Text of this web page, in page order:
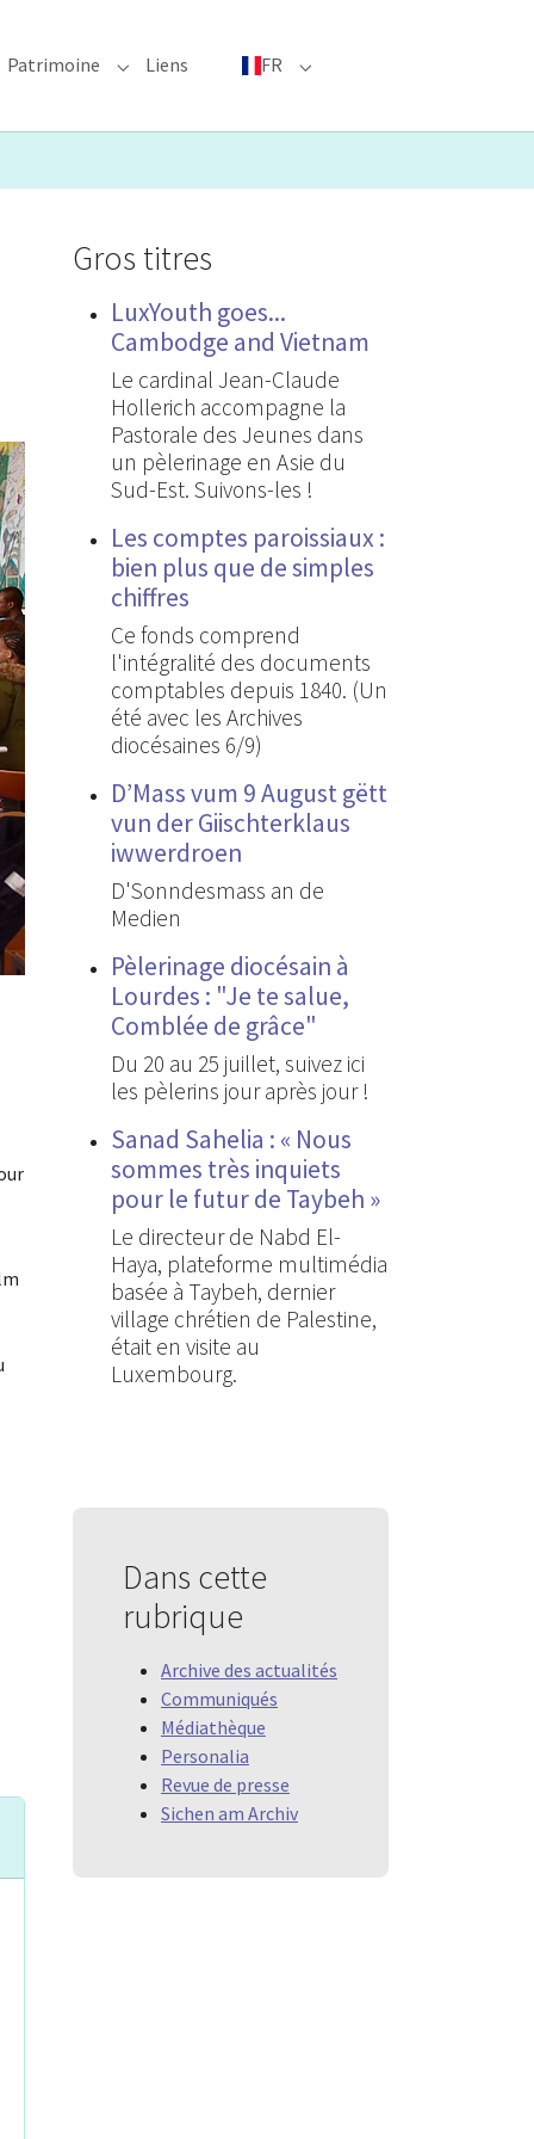
for "Événements phares"
Patrimoine Submenu for "Patrimoine"
Liens FR Submenu for "FR"
Gros titres
LuxYouth goes...
Cambodge and Vietnam
Le cardinal Jean-Claude
Hollerich accompagne la
Pastorale des Jeunes dans
un pèlerinage en Asie du
Sud-Est. Suivons-les !
Les comptes paroissiaux :
bien plus que de simples
chiffres
Ce fonds comprend
l'intégralité des documents
comptables depuis 1840. (Un
été avec les Archives
diocésaines 6/9)
D’Mass vum 9 August gëtt
vun der Giischterklaus
iwwerdroen
D'Sonndesmass an de
Medien
Pèlerinage diocésain à
Lourdes : "Je te salue,
Comblée de grâce"
Du 20 au 25 juillet, suivez ici
les pèlerins jour après jour !
Sanad Sahelia : « Nous
sommes très inquiets
pour le futur de Taybeh »
Le directeur de Nabd El-
Haya, plateforme multimédia
basée à Taybeh, dernier
village chrétien de Palestine,
était en visite au
Luxembourg.
Dans cette
rubrique
Archive des actualités
Communiqués
Médiathèque
Personalia
Revue de presse
Sichen am Archiv